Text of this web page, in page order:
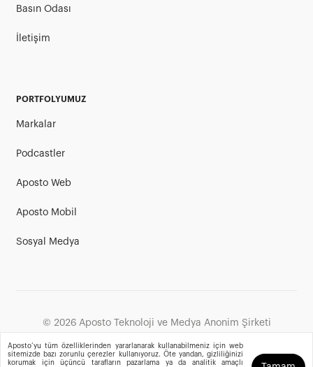
Basın Odası
İletişim
PORTFOLYUMUZ
Markalar
Podcastler
Aposto Web
Aposto Mobil
Sosyal Medya
© 2026Aposto Teknoloji ve Medya Anonim Şirketi
Aposto’yu tüm özelliklerinden yararlanarak kullanabilmeniz için web
sitemizde bazı zorunlu çerezler kullanıyoruz. Öte yandan, gizliliğinizi
korumak için üçüncü tarafların pazarlama ya da analitik amaçlı